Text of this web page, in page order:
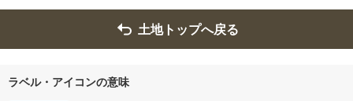
土地トップへ戻る
ラベル・アイコンの意味